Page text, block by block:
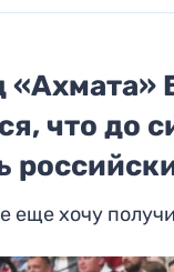
«Ахмата»
что до
еще хочу